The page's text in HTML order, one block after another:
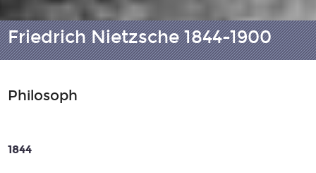
Friedrich Nietzsche 1844-1900
Philosoph
1844